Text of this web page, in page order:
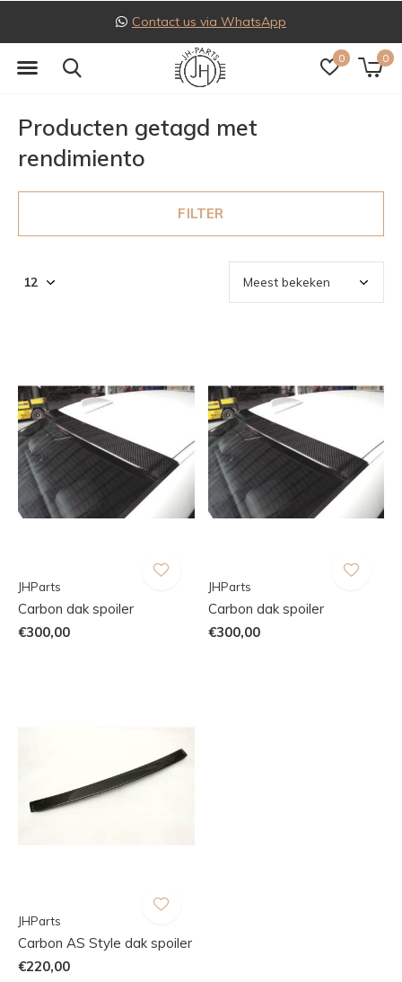
0 0
Contact us via WhatsApp
Producten getagd met
rendimiento
FILTER
JHParts
Carbon dak spoiler
€300,00
JHParts
Carbon dak spoiler
€300,00
JHParts
Carbon AS Style dak spoiler
€220,00